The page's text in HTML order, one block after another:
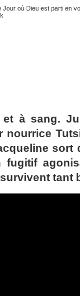
à sang.
nourrice
sort
fugitif
tant